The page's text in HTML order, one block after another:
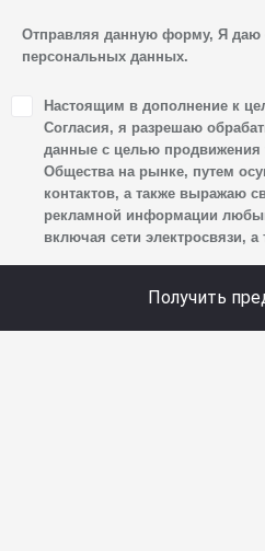
Автомобильный, стр. 5А/1,
персональных данных.
1. Настоящим я даю
своих персональных
фамилии, контактных
и адрес электронной
о впечатлениях, интересах,
к автомобилю(-ям) и
сайта, уникального
предпочтительного времени
Отправляя данную форму, Я даю
персональных данных.
Настоящим в дополнение к
Согласия, я разрешаю
данные с целью продвижения
Общества на рынке, путем
контактов, а также выражаю
рекламной информации
включая сети электросвязи, а
Получить